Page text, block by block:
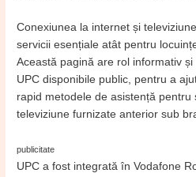
Conexiunea la internet și
servicii esențiale atât pentru
Această pagină are rol informativ
UPC disponibile public, pentru a
rapid metodele de asistență pentru
televiziune furnizate anterior sub
publicitate
UPC a fost integrată în Vodafone